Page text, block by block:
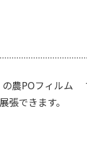
農POフィルム
できます。